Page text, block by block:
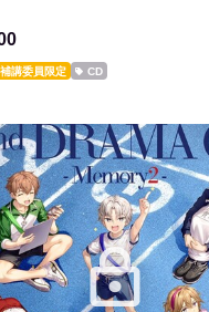
講委員限定 CD